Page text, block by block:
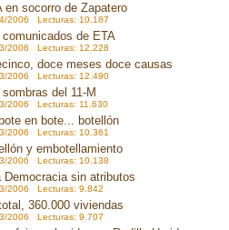
en socorro de Zapatero
2006 Lecturas: 10.187
comunicados de ETA
2006 Lecturas: 12.228
doce meses doce causas
2006 Lecturas: 12.490
sombras del 11-M
2006 Lecturas: 11.630
en bote... botellón
2006 Lecturas: 10.361
y embotellamiento
2006 Lecturas: 10.138
Democracia sin atributos
2006 Lecturas: 9.842
360.000 viviendas
2006 Lecturas: 9.707